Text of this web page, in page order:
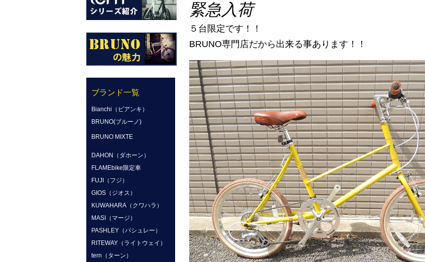
ブランド一覧
Bianchi（ビアンキ）
BRUNO(ブルーノ)
BRUNO MIXTE
DAHON（ダホーン）
FLAMEbike限定車
FUJI（フジ）
GIOS（ジオス）
KUWAHARA（クワハラ）
MASI（マージ）
PASHLEY（パシュレー）
RITEWAY（ライトウェイ）
tern（ターン）
緊急入荷
５台限定です！！
BRUNO専門店だから出来る事あります！！